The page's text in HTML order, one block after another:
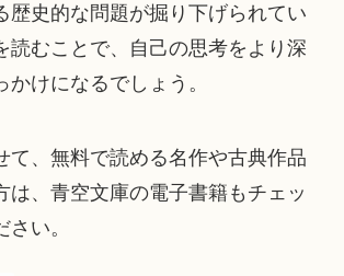
歴史的な問題が掘り下げられてい
読むことで、自己の思考をより深
かけになるでしょう。
て、無料で読める名作や古典作品
は、青空文庫の電子書籍もチェッ
い。